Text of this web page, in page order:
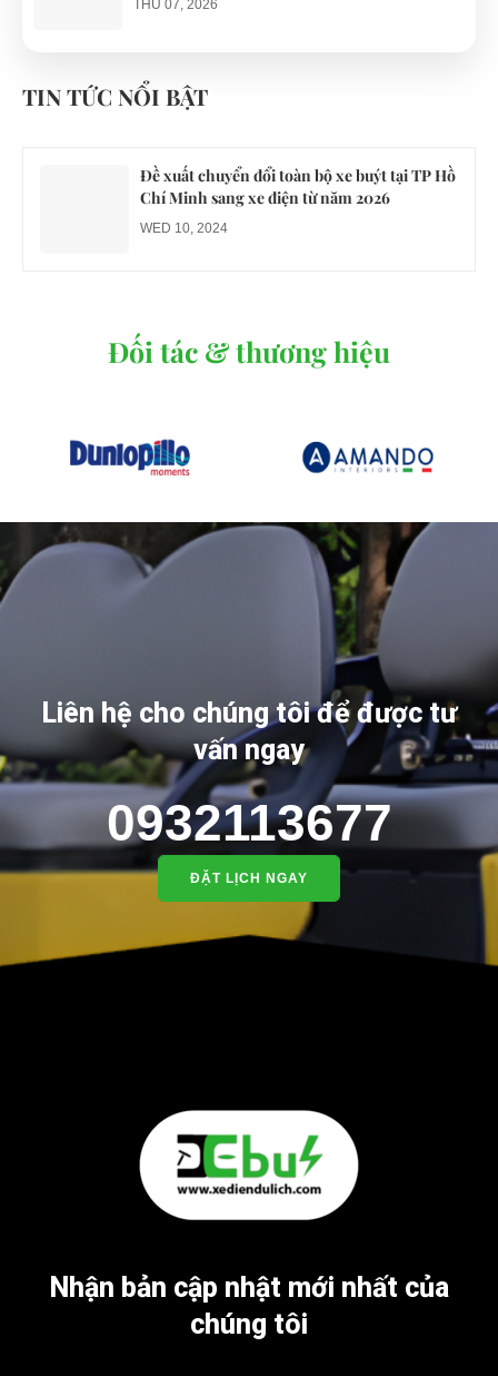
THU 07, 2026
gổ khi đón du khách ở Quy Nhơn
TIN TỨC NỔI BẬT
Đề xuất chuyển đổi toàn bộ xe buýt tại TP Hồ
Chí Minh sang xe điện từ năm 2026
WED 10, 2024
Đối tác & thương hiệu
Liên hệ cho chúng tôi để được tư
vấn ngay
0932113677
ĐẶT LỊCH NGAY
Nhận bản cập nhật mới nhất của
chúng tôi